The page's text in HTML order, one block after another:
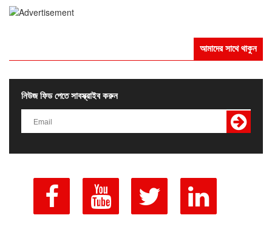
আমাদের সাথে থাকুন
নিউজ ফিড পেতে সাবস্ক্রাইব করুন